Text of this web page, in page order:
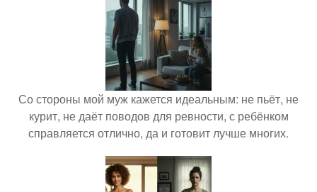
Со стороны мой муж кажется идеальным: не пьёт, не
курит, не даёт поводов для ревности, с ребёнком
справляется отлично, да и готовит лучше многих.